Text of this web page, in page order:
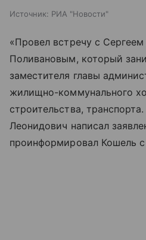
Источник: РИА "Новости"
«Провел встречу с
Поливановым, который
заместителя главы
жилищно-коммунального
строительства,
Леонидович написал
проинформировал Кошель